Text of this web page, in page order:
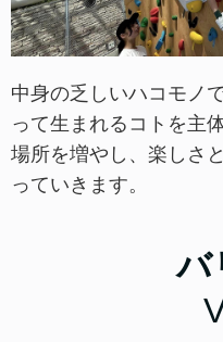
中身の乏しいハコモノ
って生まれるコトを主
場所を増やし、楽しさ
っていきます。
バ